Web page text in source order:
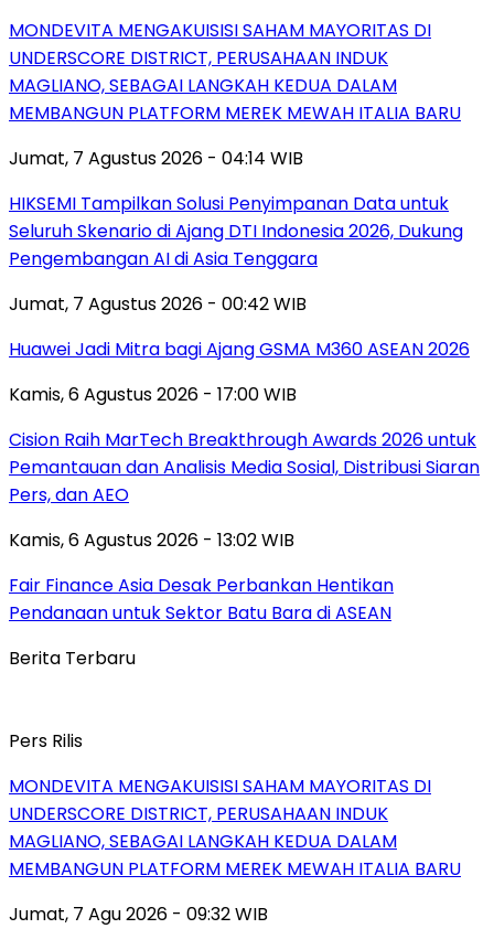
MONDEVITA MENGAKUISISI SAHAM MAYORITAS DI
UNDERSCORE DISTRICT, PERUSAHAAN INDUK
MAGLIANO, SEBAGAI LANGKAH KEDUA DALAM
MEMBANGUN PLATFORM MEREK MEWAH ITALIA BARU
Jumat, 7 Agustus 2026 - 04:14 WIB
HIKSEMI Tampilkan Solusi Penyimpanan Data untuk
Seluruh Skenario di Ajang DTI Indonesia 2026, Dukung
Pengembangan AI di Asia Tenggara
Jumat, 7 Agustus 2026 - 00:42 WIB
Huawei Jadi Mitra bagi Ajang GSMA M360 ASEAN 2026
Kamis, 6 Agustus 2026 - 17:00 WIB
Cision Raih MarTech Breakthrough Awards 2026 untuk
Pemantauan dan Analisis Media Sosial, Distribusi Siaran
Pers, dan AEO
Kamis, 6 Agustus 2026 - 13:02 WIB
Fair Finance Asia Desak Perbankan Hentikan
Pendanaan untuk Sektor Batu Bara di ASEAN
Berita Terbaru
Pers Rilis
MONDEVITA MENGAKUISISI SAHAM MAYORITAS DI
UNDERSCORE DISTRICT, PERUSAHAAN INDUK
MAGLIANO, SEBAGAI LANGKAH KEDUA DALAM
MEMBANGUN PLATFORM MEREK MEWAH ITALIA BARU
Jumat, 7 Agu 2026 - 09:32 WIB